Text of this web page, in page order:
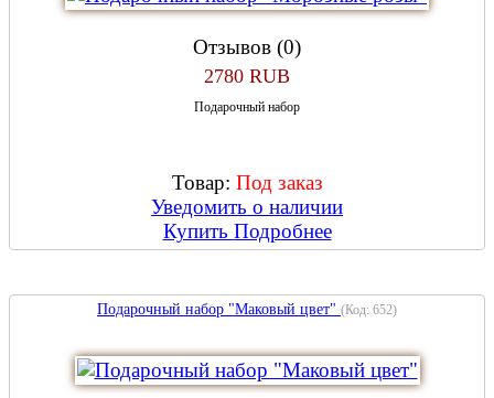
Отзывов (0)
2780 RUB
Подарочный набор
Товар: Под заказ
Уведомить о наличии
Купить Подробнее
Подарочный набор "Маковый цвет" (Код: 652)